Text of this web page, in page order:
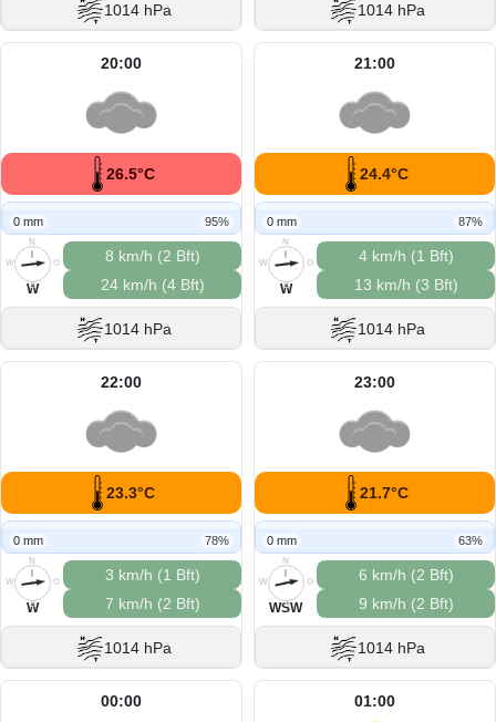
1014 hPa 1014 hPa
20:00
26.5°C
0 mm 95%
N
O
S
W
W
8 km/h (2 Bft)
24 km/h (4 Bft)
1014 hPa
21:00
24.4°C
0 mm 87%
N
O
S
W
W
4 km/h (1 Bft)
13 km/h (3 Bft)
1014 hPa
22:00
23.3°C
0 mm 78%
N
O
S
W
W
3 km/h (1 Bft)
7 km/h (2 Bft)
1014 hPa
23:00
21.7°C
0 mm 63%
N
O
S
W
WSW
6 km/h (2 Bft)
9 km/h (2 Bft)
1014 hPa
00:00 01:00